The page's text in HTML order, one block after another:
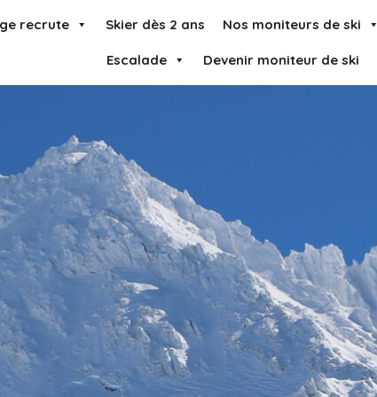
recrute Skier dès 2 ans Nos moniteurs de ski
Escalade Devenir moniteur de ski